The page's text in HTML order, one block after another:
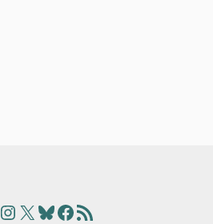
Instagram
X Bluesky
Facebook
Articles